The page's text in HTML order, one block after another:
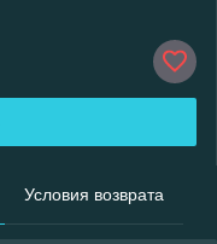
Условия возврата